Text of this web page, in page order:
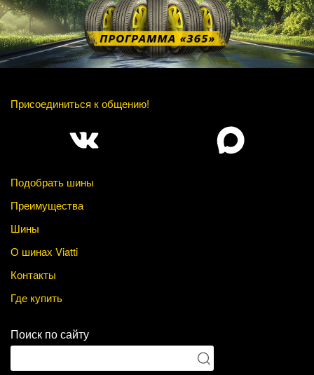
Присоединиться к общению!
Подобрать шины
Преимущества
Шины
О шинах Viatti
Контакты
Где купить
Поиск по сайту